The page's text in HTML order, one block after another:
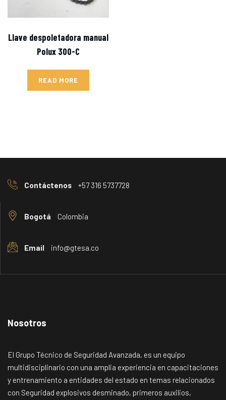
Llave despoletadora manual
Polux 300-C
READ MORE
Contáctenos +57 316 5737728
Bogotá Colombia
Email info@gtesa.co
Nosotros
El Grupo Técnico de Seguridad Avanzada, es un equipo
multidisciplinario con una amplia experiencia en capacitaciones
y entrenamiento a entidades del estado en temas relacionados
con Seguridad explosivos desminado, primeros auxilios,